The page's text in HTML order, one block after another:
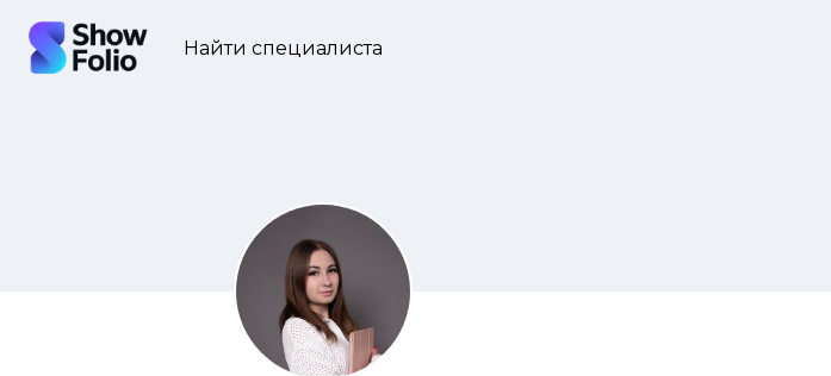
Найти специалиста